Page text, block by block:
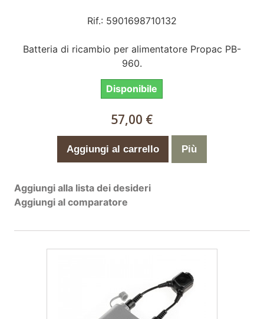
Rif.: 5901698710132
Batteria di ricambio per alimentatore Propac PB-
960.
Disponibile
57,00 €
Aggiungi al carrello Più
Aggiungi alla lista dei desideri
Aggiungi al comparatore